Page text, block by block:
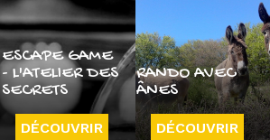
ESCAPE GAME
- L'ATELIER DES
SECRETS
DÉCOUVRIR
RANDO AVEC
ÂNES
DÉCOUVRIR